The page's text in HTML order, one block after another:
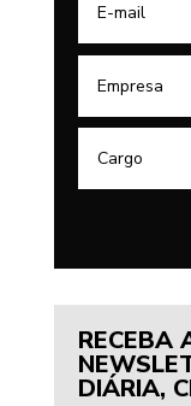
RECEBA
DIÁRIA,